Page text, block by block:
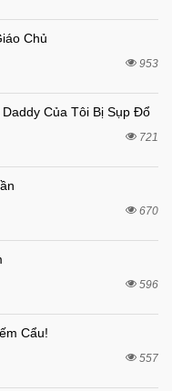
Chủ
953
Của Tôi Bị Sụp Đổ
721
670
596
Cẩu!
557